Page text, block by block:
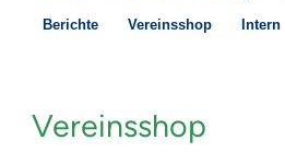
Berichte Vereinsshop Intern
Vereinsshop